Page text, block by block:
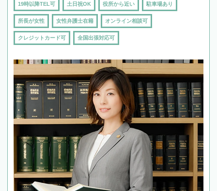
19時以降TEL可 土日祝OK 役所から近い 駐車場あり
所長が女性 女性弁護士在籍 オンライン相談可
クレジットカード可 全国出張対応可